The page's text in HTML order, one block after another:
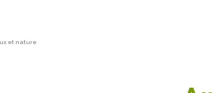
et nature